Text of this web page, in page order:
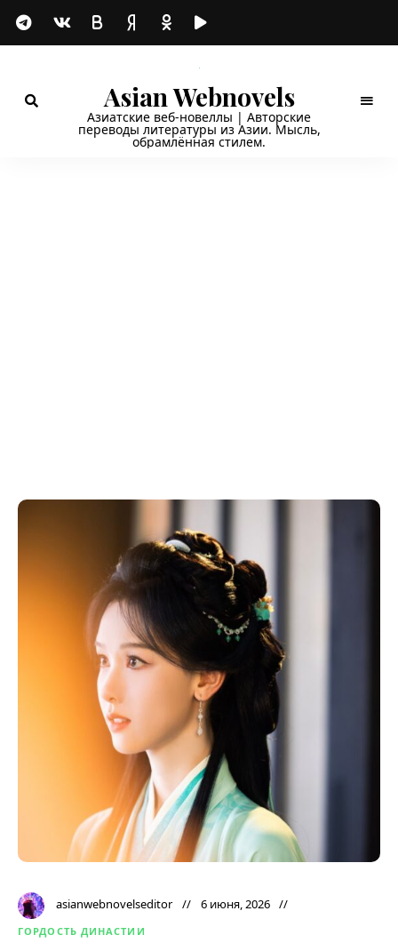
Asian Webnovels
Азиатские веб-новеллы | Авторские
переводы литературы из Азии. Мысль,
обрамлённая стилем.
asianwebnovelseditor 6 июня, 2026
ГОРДОСТЬ ДИНАСТИИ